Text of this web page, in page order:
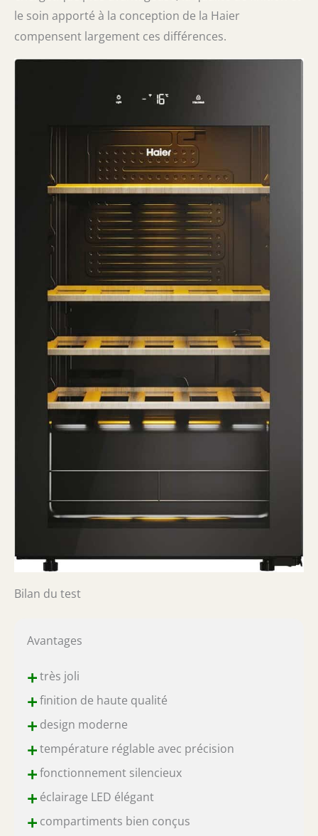
le soin apporté à la conception de la Haier
compensent largement ces différences.
Bilan du test
Avantages
+très joli
+finition de haute qualité
+design moderne
+température réglable avec précision
+fonctionnement silencieux
+éclairage LED élégant
+compartiments bien conçus